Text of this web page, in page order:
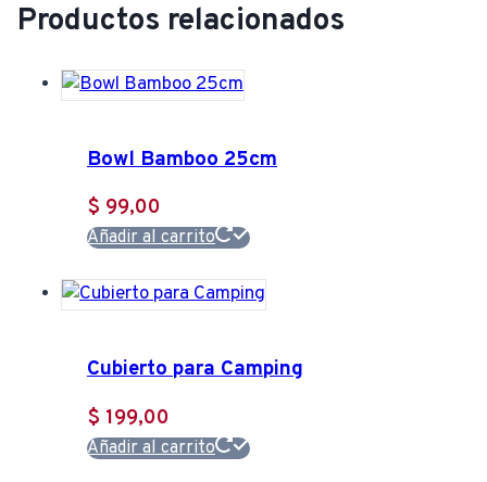
Productos relacionados
Bowl Bamboo 25cm
$ 99,00
Añadir al carrito
Cubierto para Camping
$ 199,00
Añadir al carrito